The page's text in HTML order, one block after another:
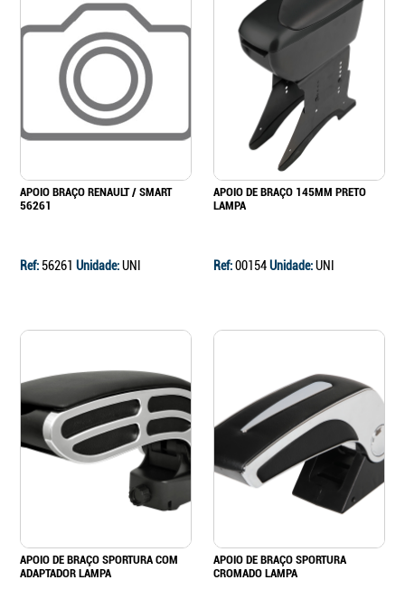
APOIO BRAÇO RENAULT / SMART
56261
Ref: 56261 Unidade:UNI
APOIO DE BRAÇO 145MM PRETO
LAMPA
Ref:00154Unidade:UNI
APOIO DE BRAÇO SPORTURA COM
ADAPTADOR LAMPA
APOIO DE BRAÇO SPORTURA
CROMADO LAMPA
Continuar a comprar